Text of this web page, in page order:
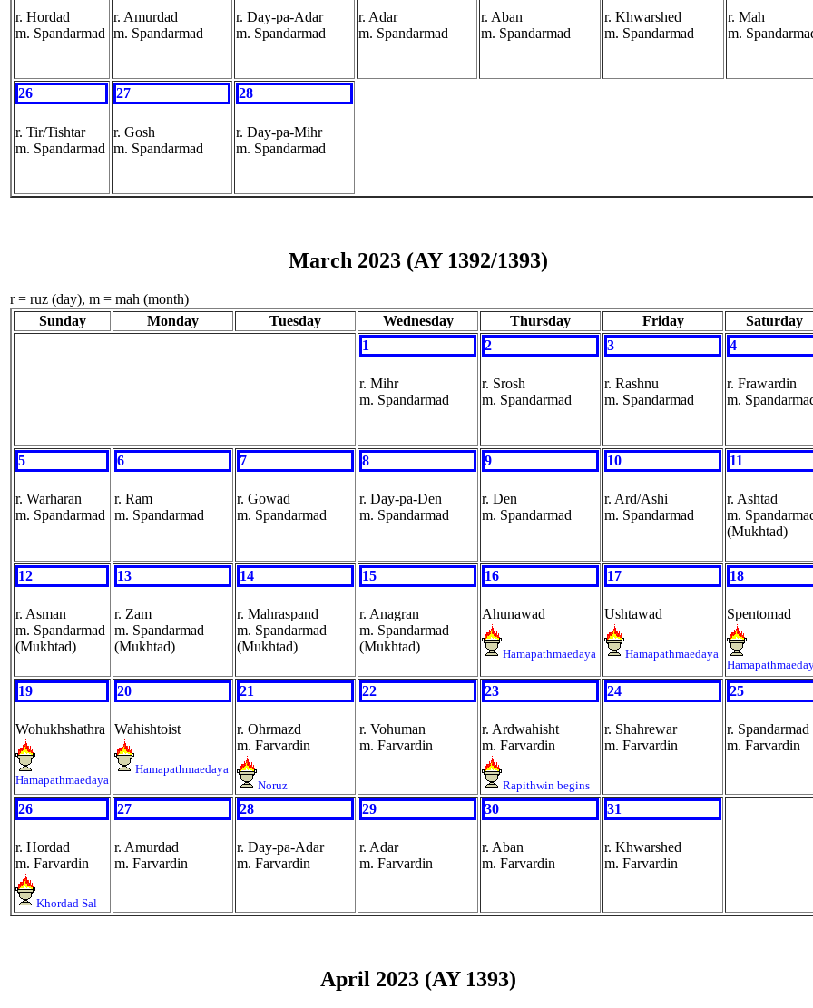
r. Hordad
m. Spandarmad
r. Amurdad
m. Spandarmad
r. Day-pa-Adar
m. Spandarmad
r. Adar
m. Spandarmad
r. Aban
m. Spandarmad
r. Khwarshed
m. Spandarmad
r. Mah
m.
26
r. Tir/Tishtar
m. Spandarmad
27
r. Gosh
m. Spandarmad
28
r. Day-pa-Mihr
m. Spandarmad
March 2023 (AY 1392/1393)
r = ruz (day), m = mah (month)
Sunday
Monday Tuesday Wednesday Thursday Friday
Saturday
1
r. Mihr
m. Spandarmad
2
r. Srosh
m. Spandarmad
3
r. Rashnu
m. Spandarmad
4
r. Frawardin
m.
5
r. Warharan
m. Spandarmad
6
r. Ram
m. Spandarmad
7
r. Gowad
m. Spandarmad
8
r. Day-pa-Den
m. Spandarmad
9
r. Den
m. Spandarmad
10
r. Ard/Ashi
m. Spandarmad
11
r. Ashtad
m.
(Mukhtad)
12
r. Asman
m. Spandarmad
(Mukhtad)
13
r. Zam
m. Spandarmad
(Mukhtad)
14
r. Mahraspand
m. Spandarmad
(Mukhtad)
15
r. Anagran
m. Spandarmad
(Mukhtad)
16
Ahunawad
Hamapathmaedaya
17
Ushtawad
Hamapathmaedaya
18
Spentomad
19
Wohukhshathra
Hamapathmaedaya
20
Wahishtoist
Hamapathmaedaya
21
r. Ohrmazd
m. Farvardin
Noruz
22
r. Vohuman
m. Farvardin
23
r. Ardwahisht
m. Farvardin
Rapithwin begins
24
r. Shahrewar
m. Farvardin
25
r. Spandarmad
m. Farvardin
26
r. Hordad
m. Farvardin
Khordad Sal
27
r. Amurdad
m. Farvardin
28
r. Day-pa-Adar
m. Farvardin
29
r. Adar
m. Farvardin
30
r. Aban
m. Farvardin
31
r. Khwarshed
m. Farvardin
April 2023 (AY 1393)